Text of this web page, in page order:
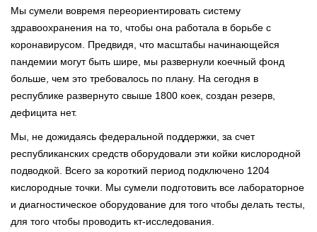
Мы сумели вовремя переориентировать систему
здравоохранения на то, чтобы она работала в борьбе с
коронавирусом. Предвидя, что масштабы начинающейся
пандемии могут быть шире, мы развернули коечный фонд
больше, чем это требовалось по плану. На сегодня в
республике развернуто свыше 1800 коек, создан резерв,
дефицита нет.
Мы, не дожидаясь федеральной поддержки, за счет
республиканских средств оборудовали эти койки кислородной
подводкой. Всего за короткий период подключено 1204
кислородные точки. Мы сумели подготовить все лабораторное
и диагностическое оборудование для того чтобы делать тесты,
для того чтобы проводить кт-исследования.